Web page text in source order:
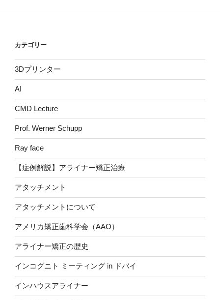
カテゴリー
3Dプリンター
AI
CMD Lecture
Prof. Werner Schupp
Ray face
【症例解説】アライナー矯正治療
アタッチメント
アタッチメントについて
アメリカ矯正歯科学会（AAO）
アライナー矯正の歴史
インコグニト ミーティング in ドバイ
インハウスアライナー